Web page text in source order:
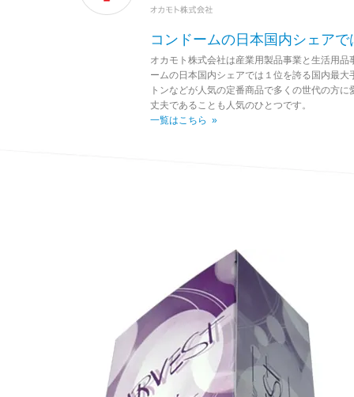
コンドームの日本国内シェア
オカモト株式会社は産業用製品事業と生活用
ームの日本国内シェアでは１位を誇る国内最
トンなどが人気の定番商品で多くの世代の方
丈夫であることも人気のひとつです。
一覧はこちら »